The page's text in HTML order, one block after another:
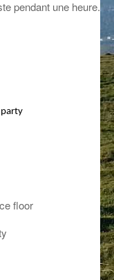
pendant une heure.
party
floor